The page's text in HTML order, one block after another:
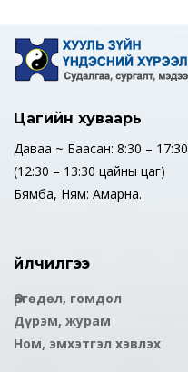
Цагийн хуваарь
Даваа ~ Баасан: 8:30 – 17:30
(12:30 – 13:30 цайны цаг)
Бямба, Ням: Амарна.
Үйлчилгээ
Өргөдөл, гомдол
Дүрэм, журам
Ном, эмхэтгэл хэвлэх